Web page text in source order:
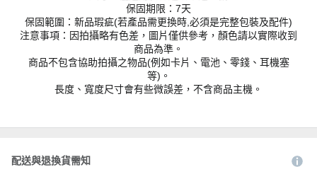
保固期限：7天
保固範圍：新品瑕疵(若產品需更換時,必須是完整包裝及配件)
注意事項：因拍攝略有色差，圖片僅供參考，顏色請以實際收到
商品為準。
商品不包含協助拍攝之物品(例如卡片、電池、零錢、耳機塞
等)。
長度、寬度尺寸會有些微誤差，不含商品主機。
配送與退換貨需知